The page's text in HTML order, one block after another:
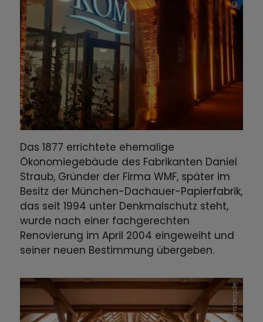
Das 1877 errichtete ehemalige
Ökonomiegebäude des Fabrikanten Daniel
Straub, Gründer der Firma WMF, später im
Besitz der München-Dachauer-Papierfabrik,
das seit 1994 unter Denkmalschutz steht,
wurde nach einer fachgerechten
Renovierung im April 2004 eingeweiht und
seiner neuen Bestimmung übergeben.